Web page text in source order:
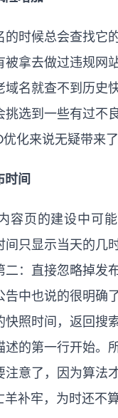
的时候总会查找它
被拿去做过违规网
名就查不到历史
选到一些有过不
化来说无疑带来了
时间
容页的建设中可
只显示当天的几
：直接忽略掉发
告中也说的很明确
快照时间，返回搜
述的第一行开始。
注意了，因为算法
补牢，为时还不算